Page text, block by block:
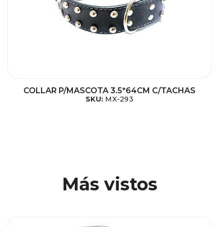
COLLAR P/MASCOTA 3.5*64CM C/TACHAS
SKU: MX-293
Más vistos